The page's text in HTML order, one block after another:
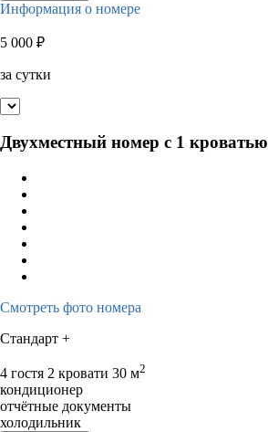
Информация о номере
5 000 ₽
за сутки
Двухместный номер с 1 кроватью
Смотреть фото номера
Стандарт +
4 гостя 2 кровати 30 м2
кондиционер
отчётные документы
холодильник